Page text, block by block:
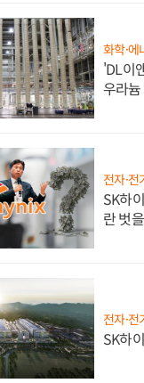
화학·에
'DL이
우라
전자·전
SK하
란 벗
전자·전
SK하